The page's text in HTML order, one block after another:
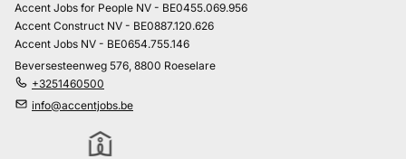
Accent Jobs for People NV - BE0455.069.956
Accent Construct NV - BE0887.120.626
Accent Jobs NV - BE0654.755.146
Beversesteenweg 576, 8800 Roeselare
+3251460500
info@accentjobs.be